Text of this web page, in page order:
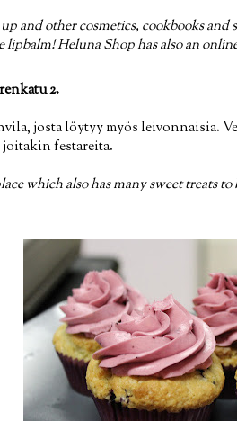
and other cosmetics, cookbooks
Heluna Shop has also an
2.
josta löytyy myös leivonnaisia.
festareita.
which also has many sweet treats